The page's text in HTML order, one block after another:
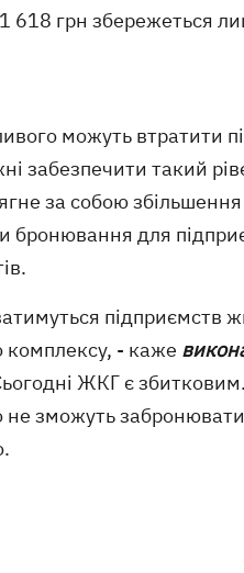
618 грн збережеться
можуть втратити
забезпечити такий
за собою
для
підприємств
комплексу, - каже
ЖКГ є
не зможуть